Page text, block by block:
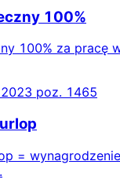
100%
100% za pracę
poz. 1465
=